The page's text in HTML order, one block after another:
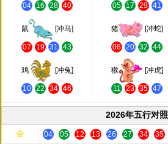
04 16 28 40 05 17 29 41
鼠 [冲马]
07 19 31 43
猪 [冲蛇]
08 20 32 44
鸡 [冲兔]
10 22 34 46
猴 [冲虎]
11 23 35 47
2026年五行对照
金
04 05 12 13 26 27 34 35